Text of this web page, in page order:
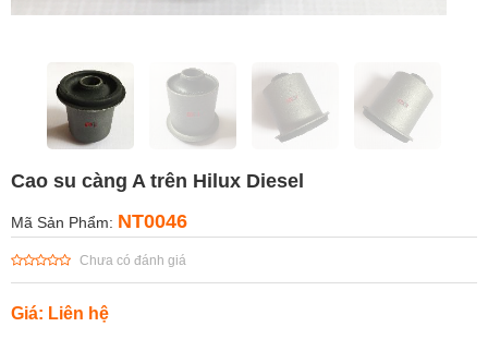
Cao su càng A trên Hilux Diesel
Mã Sản Phẩm: NT0046
Chưa có đánh giá
Giá: Liên hệ